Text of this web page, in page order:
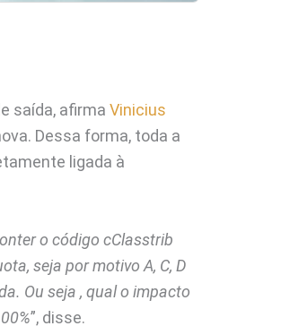
saída, afirma Vinicius
Dessa forma, toda a
ligada à
o código cClasstrib
seja por motivo A, C, D
Ou seja , qual o impacto
”, disse.